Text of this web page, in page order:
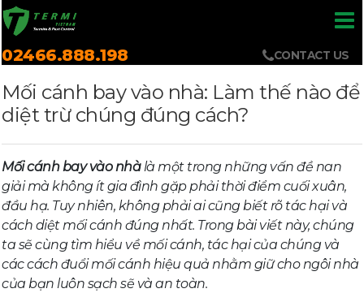
02466.888.198 CONTACT US
Mối cánh bay vào nhà: Làm thế nào để
diệt trừ chúng đúng cách?
Mối cánh bay vào nhàlà một trong những vấn đề nan
giải mà không ít gia đình gặp phải thời điểm cuối xuân,
đầu hạ. Tuy nhiên, không phải ai cũng biết rõ tác hại và
cách diệt mối cánh đúng nhất. Trong bài viết này, chúng
ta sẽ cùng tìm hiểu về mối cánh, tác hại của chúng và
các cách đuổi mối cánh hiệu quả nhằm giữ cho ngôi nhà
của bạn luôn sạch sẽ và an toàn.